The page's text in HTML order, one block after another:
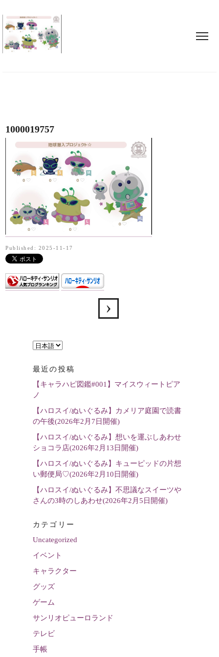
1000019757
Published: 2025-11-17
言
を
選
最近の投稿
【キャラハピ図鑑#001】マイスウィートピア
ノ
【ハロスイ/ぬいぐるみ】カメリア庭園で読書
の午後(2026年2月7日開催)
【ハロスイ/ぬいぐるみ】想いを運ぶしあわせ
ショコラ店(2026年2月13日開催)
【ハロスイ/ぬいぐるみ】キューピッドの片想
い郵便局♡(2026年2月10日開催)
【ハロスイ/ぬいぐるみ】不思議なスイーツや
さんの3時のしあわせ(2026年2月5日開催)
カテゴリー
Uncategorized
イベント
キャラクター
グッズ
ゲーム
サンリオピューロランド
テレビ
手帳